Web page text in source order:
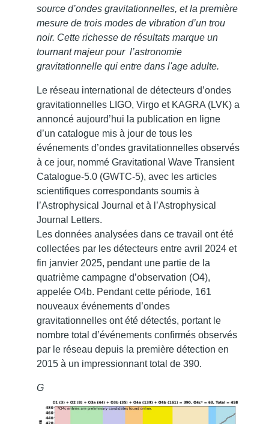
source d’ondes gravitationnelles, et la première
mesure de trois modes de vibration d’un trou
noir. Cette richesse de résultats marque un
tournant majeur pour l’astronomie
gravitationnelle qui entre dans l'age adulte.
Le réseau international de détecteurs d’ondes
gravitationnelles LIGO, Virgo et KAGRA (LVK) a
annoncé aujourd’hui la publication en ligne
d’un catalogue mis à jour de tous les
événements d’ondes gravitationnelles observés
à ce jour, nommé Gravitational Wave Transient
Catalogue-5.0 (GWTC-5), avec les articles
scientifiques correspondants soumis à
l’Astrophysical Journal et à l’Astrophysical
Journal Letters.
Les données analysées dans ce travail ont été
collectées par les détecteurs entre avril 2024 et
fin janvier 2025, pendant une partie de la
quatrième campagne d’observation (O4),
appelée O4b. Pendant cette période, 161
nouveaux événements d’ondes
gravitationnelles ont été détectés, portant le
nombre total d’événements confirmés observés
par le réseau depuis la première détection en
2015 à un impressionnant total de 390.
G